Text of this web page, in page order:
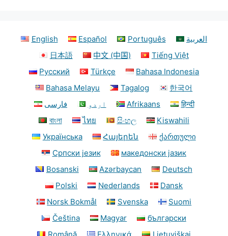
English Español Português
العربية
日本語
中文 (中国)
Tiếng Việt
Русский
Türkçe
Bahasa Indonesia
Bahasa Melayu
Tagalog
한국어
فارسی
اردو Afrikaans
हिन्दी
বাংলা
ไทย සිංහල
Kiswahili
Українська
Հայերեն
ქართული
Српски језик
македонски јазик
Bosanski
Azərbaycan
Deutsch
Polski
Nederlands
Dansk
Norsk Bokmål
Svenska
Suomi
Čeština
Magyar
български